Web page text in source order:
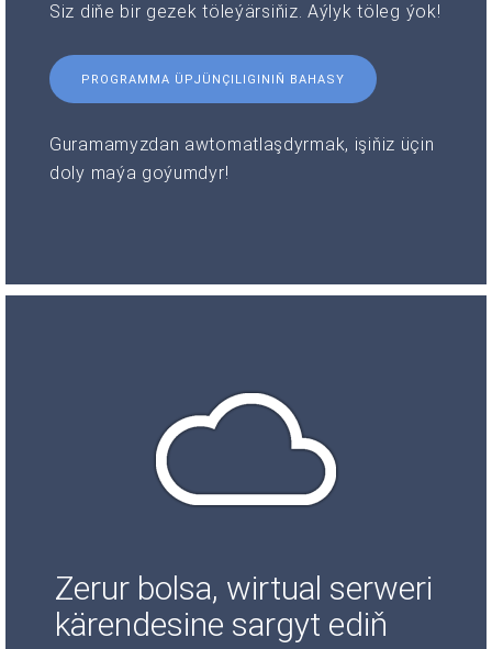
Siz diňe bir gezek töleýärsiňiz. Aýlyk töleg ýok!
PROGRAMMA ÜPJÜNÇILIGINIŇ BAHASY
Guramamyzdan awtomatlaşdyrmak, işiňiz üçin
doly maýa goýumdyr!
Zerur bolsa, wirtual serweri
kärendesine sargyt ediň